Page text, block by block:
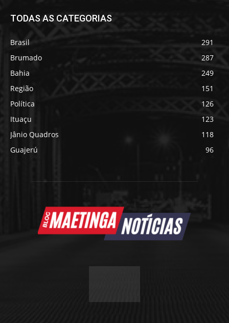
TODAS AS CATEGORIAS
Brasil
291
Brumado
287
Bahia
249
Região
151
Política
126
Ituaçu
123
Jânio Quadros
118
Guajerú
96